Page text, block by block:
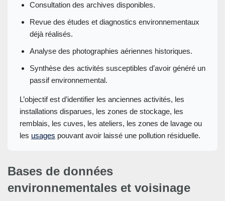
Consultation des archives disponibles.
Revue des études et diagnostics environnementaux
déjà réalisés.
Analyse des photographies aériennes historiques.
Synthèse des activités susceptibles d’avoir généré un
passif environnemental.
L’objectif est d’identifier les anciennes activités, les
installations disparues, les zones de stockage, les
remblais, les cuves, les ateliers, les zones de lavage ou
les usages pouvant avoir laissé une pollution résiduelle.
Bases de données
environnementales et voisinage